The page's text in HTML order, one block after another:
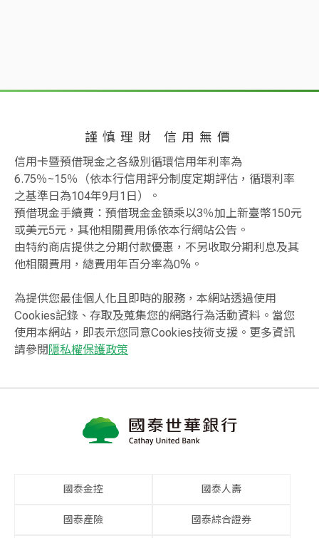
謹慎理財 信用無價
信用卡暨預借現金之各級別循環信用年利率為
6.75％~15％（依本行信用評分制度定期評估，循環利率
之基準日為104年9月1日）。
預借現金手續費：預借現金金額乘以3％加上新臺幣150元
或美元5元，其他相關費用係依本行網站公告。
由特約商店提供之分期付款優惠，不另收取分期利息及其
他相關費用，總費用年百分率為0%。
為提供您最佳個人化且即時的服務，本網站透過使用
Cookies記錄、存取及蒐集您的網路行為活動資料。當您
使用本網站，即表示您同意Cookies技術支援。更多資訊
請參閱隱私權保護政策
國泰金控 國泰人壽
國泰產險 國泰綜合證券